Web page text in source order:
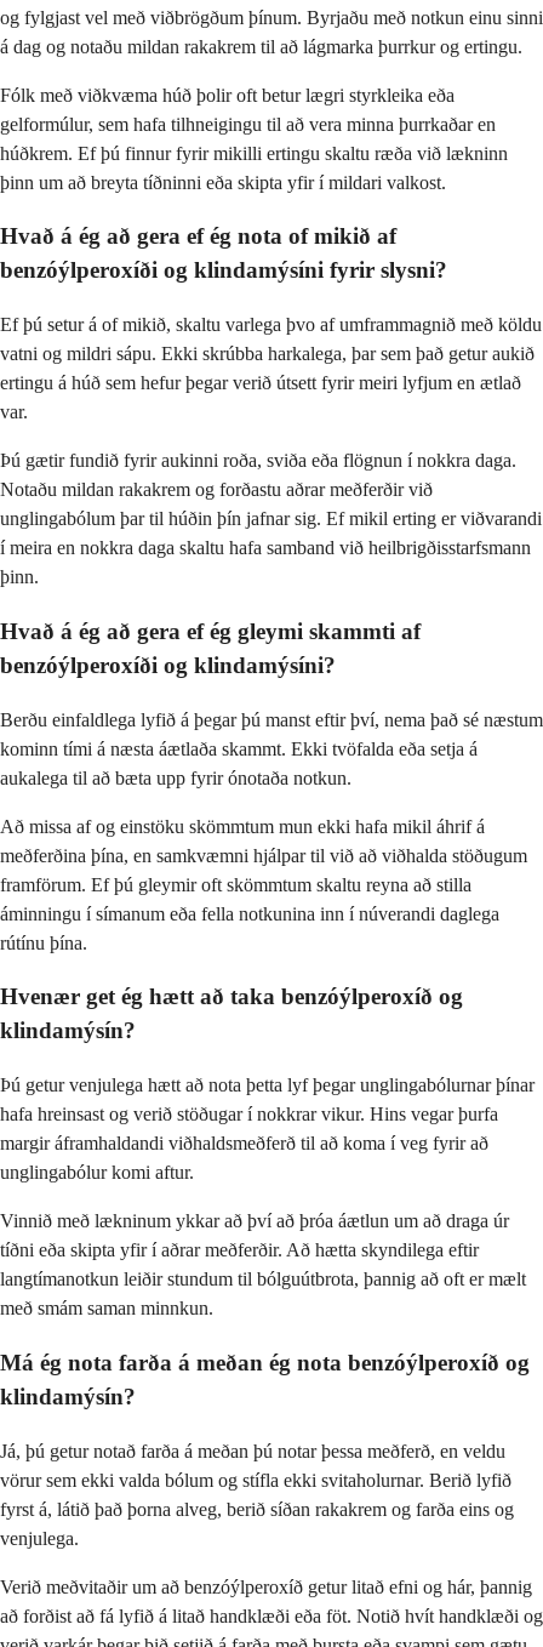
og fylgjast vel með viðbrögðum þínum. Byrjaðu með notkun einu sinni
á dag og notaðu mildan rakakrem til að lágmarka þurrkur og ertingu.
Fólk með viðkvæma húð þolir oft betur lægri styrkleika eða
gelformúlur, sem hafa tilhneigingu til að vera minna þurrkaðar en
húðkrem. Ef þú finnur fyrir mikilli ertingu skaltu ræða við lækninn
þinn um að breyta tíðninni eða skipta yfir í mildari valkost.
Hvað á ég að gera ef ég nota of mikið af
benzóýlperoxíði og klindamýsíni fyrir slysni?
Ef þú setur á of mikið, skaltu varlega þvo af umframmagnið með köldu
vatni og mildri sápu. Ekki skrúbba harkalega, þar sem það getur aukið
ertingu á húð sem hefur þegar verið útsett fyrir meiri lyfjum en ætlað
var.
Þú gætir fundið fyrir aukinni roða, sviða eða flögnun í nokkra daga.
Notaðu mildan rakakrem og forðastu aðrar meðferðir við
unglingabólum þar til húðin þín jafnar sig. Ef mikil erting er viðvarandi
í meira en nokkra daga skaltu hafa samband við heilbrigðisstarfsmann
þinn.
Hvað á ég að gera ef ég gleymi skammti af
benzóýlperoxíði og klindamýsíni?
Berðu einfaldlega lyfið á þegar þú manst eftir því, nema það sé næstum
kominn tími á næsta áætlaða skammt. Ekki tvöfalda eða setja á
aukalega til að bæta upp fyrir ónotaða notkun.
Að missa af og einstöku skömmtum mun ekki hafa mikil áhrif á
meðferðina þína, en samkvæmni hjálpar til við að viðhalda stöðugum
framförum. Ef þú gleymir oft skömmtum skaltu reyna að stilla
áminningu í símanum eða fella notkunina inn í núverandi daglega
rútínu þína.
Hvenær get ég hætt að taka benzóýlperoxíð og
klindamýsín?
Þú getur venjulega hætt að nota þetta lyf þegar unglingabólurnar þínar
hafa hreinsast og verið stöðugar í nokkrar vikur. Hins vegar þurfa
margir áframhaldandi viðhaldsmeðferð til að koma í veg fyrir að
unglingabólur komi aftur.
Vinnið með lækninum ykkar að því að þróa áætlun um að draga úr
tíðni eða skipta yfir í aðrar meðferðir. Að hætta skyndilega eftir
langtímanotkun leiðir stundum til bólguútbrota, þannig að oft er mælt
með smám saman minnkun.
Má ég nota farða á meðan ég nota benzóýlperoxíð og
klindamýsín?
Já, þú getur notað farða á meðan þú notar þessa meðferð, en veldu
vörur sem ekki valda bólum og stífla ekki svitaholurnar. Berið lyfið
fyrst á, látið það þorna alveg, berið síðan rakakrem og farða eins og
venjulega.
Verið meðvitaðir um að benzóýlperoxíð getur litað efni og hár, þannig
að forðist að fá lyfið á litað handklæði eða föt. Notið hvít handklæði og